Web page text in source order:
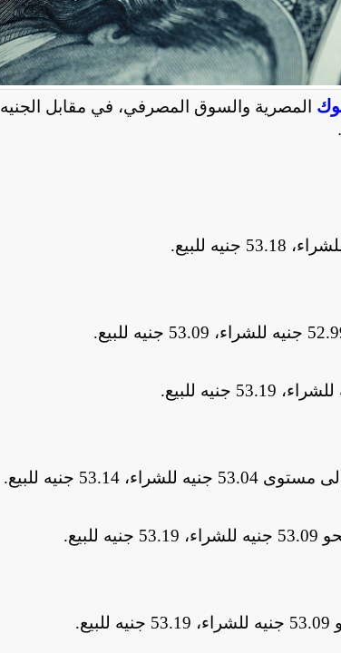
المصرية والسوق المصرفي، في مقابل الجنيه
.
.
.
جنيه للبيع
.
.
.